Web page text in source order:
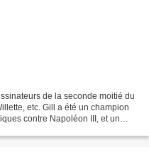
de la seconde moitié du
etc. Gill a été un champion
contre Napoléon III, et un